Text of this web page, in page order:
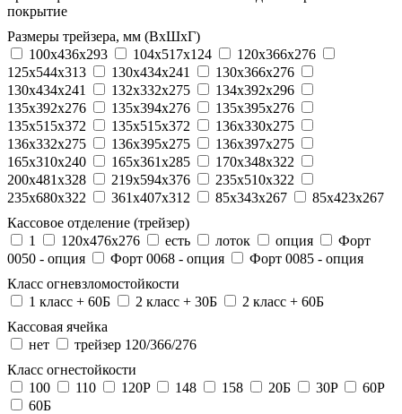
покрытие
Размеры трейзера, мм (ВхШхГ)
100x436x293
104х517х124
120x366x276
125x544x313
130x434x241
130х366х276
130х434х241
132x332x275
134x392x296
135x392x276
135x394x276
135x395x276
135x515x372
135х515х372
136x330x275
136x332x275
136x395x275
136x397x275
165x310x240
165x361x285
170x348x322
200x481x328
219x594x376
235x510x322
235x680x322
361x407x312 85x343x267
85x423x267
Кассовое отделение (трейзер)
1
120х476х276 есть лоток опция
Форт
0050 - опция
Форт 0068 - опция
Форт 0085 - опция
Класс огневзломостойкости
1 класс + 60Б
2 класс + 30Б
2 класс + 60Б
Кассовая ячейка
нет
трейзер 120/366/276
Класс огнестойкости
100
110 120P 148 158 20Б 30P
60P
60Б